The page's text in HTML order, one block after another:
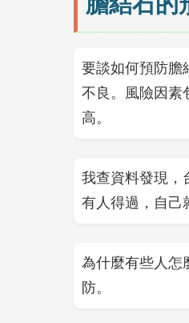
要談如何預防膽
不良。風險因素
高。
我查資料發現，
有人得過，自己
為什麼有些人怎
防。